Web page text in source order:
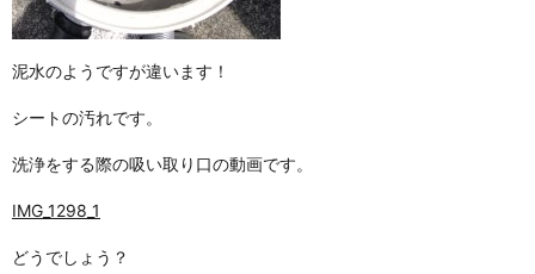
泥水のようですが違います！
シートの汚れです。
洗浄をする際の吸い取り口の動画です。
IMG_1298_1
どうでしょう？